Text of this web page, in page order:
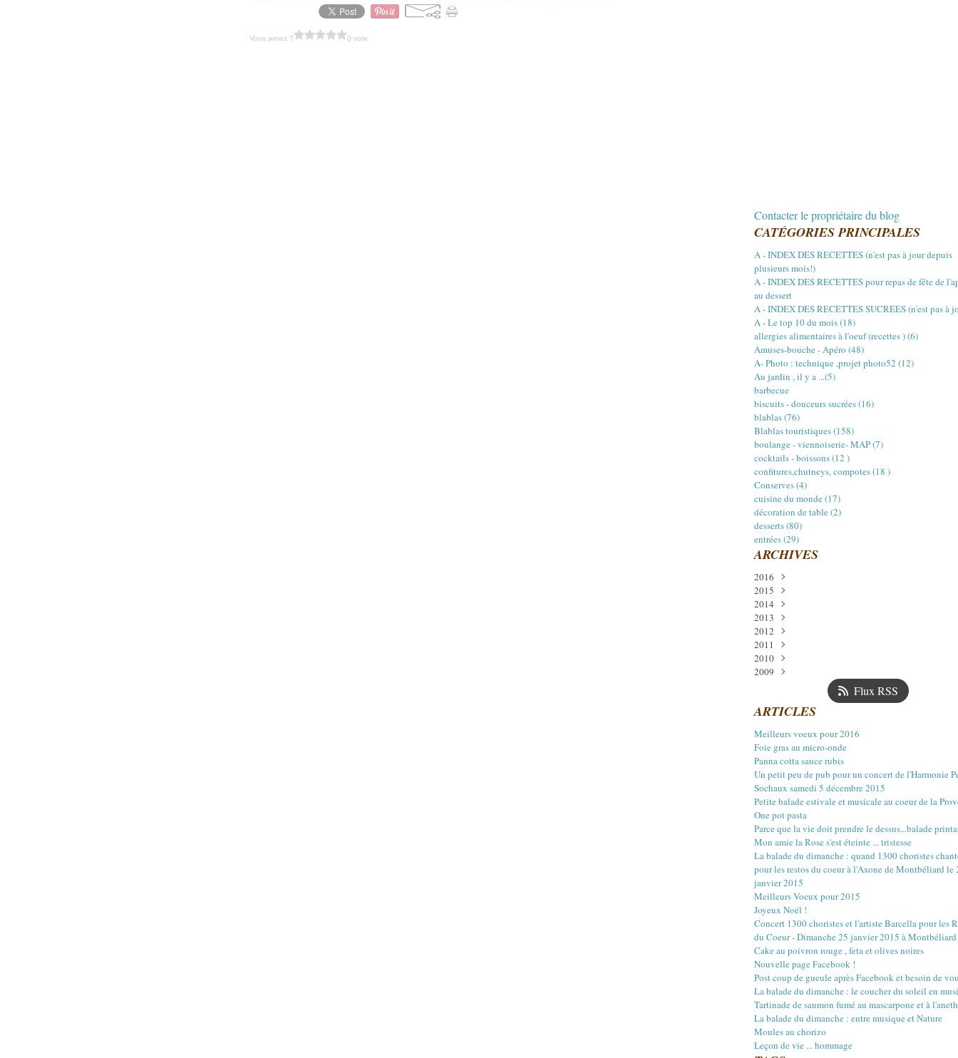
Vous aimez ? 0 vote
Contacter le propriétaire du blog
CATÉGORIES PRINCIPALES
A - INDEX DES RECETTES (n'est pas à jour depuis
plusieurs mois!)
A - INDEX DES RECETTES pour repas de fête de
au dessert
A - INDEX DES RECETTES SUCREES (n'est pas à
A - Le top 10 du mois (18)
allergies alimentaires à l'oeuf (recettes ) (6)
Amuses-bouche - Apéro (48)
A- Photo : technique ,projet photo52 (12)
Au jardin , il y a ...(5)
barbecue
biscuits - douceurs sucrées (16)
blablas (76)
Blablas touristiques (158)
boulange - viennoiserie- MAP (7)
cocktails - boissons (12 )
confitures,chutneys, compotes (18 )
Conserves (4)
cuisine du monde (17)
décoration de table (2)
desserts (80)
entrées (29)
ARCHIVES
2016
Janvier
2015
Décembre
Juillet
Avril
Mars
Février
2014
Décembre
Novembre
Octobre
Septembre
Août
Mai(2)
Mars(1)
Février(3)
Janvier(4)
2013
Décembre
Octobre
Septembre
Août
Mai(11)
Mars(12)
Février(12)
Janvier(10)
2012
Décembre
Novembre
Octobre
Juillet(11)
Mai(22)
Avril(18)
Mars(14)
Février(12)
Janvier(17)
2011
Décembre
Novembre
Août(15)
Juin(16)
Mai(20)
Avril(20)
Mars(22)
Février(18)
Janvier(18)
2010
Décembre
Septembre(15)
Juillet (17)
Juin(20)
Mai(18)
Avril(16)
Mars (18)
Février(17)
Janvier(16)
2009
Octobre(16)
Août(15)
Juillet(13)
Juin(21)
Mai(23)
Avril (27)
Mars(29)
Février(30)
Janvier(4)
Flux RSS
ARTICLES
Meilleurs voeux pour 2016
Foie gras au micro-onde
Panna cotta sauce rubis
Un petit peu de pub pour un concert de l'Harmonie
Sochaux samedi 5 décembre 2015
Petite balade estivale et musicale au coeur de la
One pot pasta
Parce que la vie doit prendre le dessus...balade
Mon amie la Rose s'est éteinte ... tristesse
La balade du dimanche : quand 1300 choristes
pour les restos du coeur à l'Axone de Montbéliard le
janvier 2015
Meilleurs Voeux pour 2015
Joyeux Noël !
Concert 1300 choristes et l'artiste Barcella pour les
du Coeur - Dimanche 25 janvier 2015 à
Cake au poivron rouge , feta et olives noires
Nouvelle page Facebook !
Post coup de gueule après Facebook et besoin de
La balade du dimanche : le coucher du soleil en
Tartinade de saumon fumé au mascarpone et à l'aneth
La balade du dimanche : entre musique et Nature
Moules au chorizo
Leçon de vie ... hommage